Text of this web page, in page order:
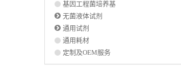
基因工程菌培养基
无菌液体试剂
通用试剂
通用耗材
定制及OEM服务